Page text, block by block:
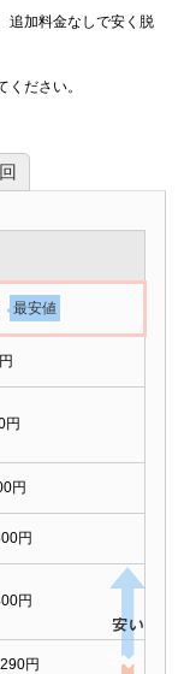
追加料金なしで安く脱
ださい。
最安値
円
円
円
円
円